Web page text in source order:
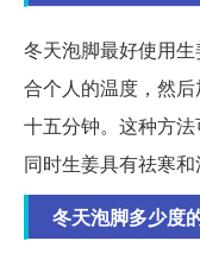
冬天泡脚最好使用
合个人的温度，然
十五分钟。这种方
同时生姜具有祛寒和
冬天泡脚多少度